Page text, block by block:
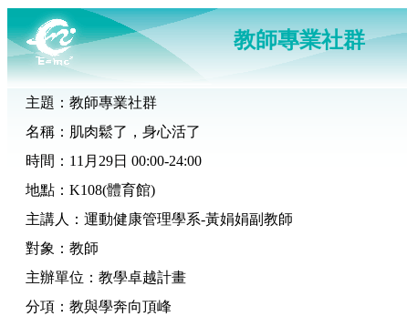
教師專業社群
主題：教師專業社群
名稱：肌肉鬆了，身心活了
時間：11月29日 00:00-24:00
地點：K108(體育館)
主講人：運動健康管理學系-黃娟娟副教師
對象：教師
主辦單位：教學卓越計畫
分項：教與學奔向頂峰